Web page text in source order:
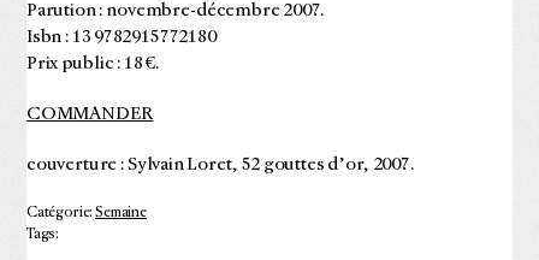
Parution : novembre-décembre 2007.
Isbn : 13 9782915772180
Prix public : 18 €.
COMMANDER
couverture : Sylvain Loret, 52 gouttes d’or, 2007.
Catégorie: Semaine
Tags: